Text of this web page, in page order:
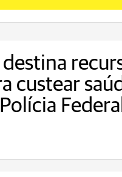
destina
custear
Federal